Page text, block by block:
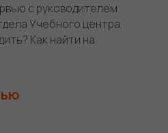
с руководителем
Учебного центра.
Как найти на